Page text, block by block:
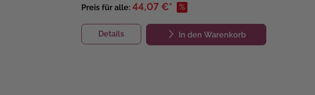
Preis für alle: 44,07 €* %
Details In den Warenkorb